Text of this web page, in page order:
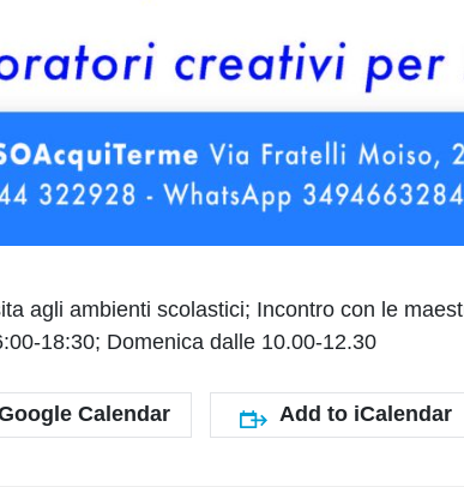
agli ambienti scolastici; Incontro con le
18:30; Domenica dalle 10.00-12.30
Calendar Add to iCalendar